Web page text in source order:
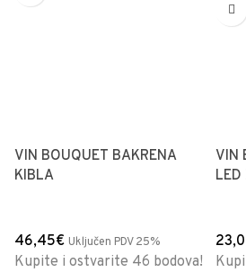
VIN BOUQUET BAKRENA
KIBLA
46,45€ Uključen PDV 25%
Kupite i ostvarite 46 bodova!
VIN
LED